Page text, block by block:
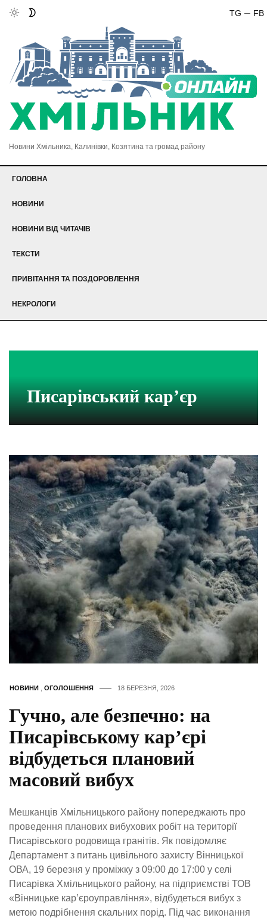
FB
TG
Новини Хмільника, Калинівки, Козятина та громад району
ГОЛОВНА
НОВИНИ
НОВИНИ ВІД ЧИТАЧІВ
ТЕКСТИ
ПРИВІТАННЯ ТА ПОЗДОРОВЛЕННЯ
НЕКРОЛОГИ
Писарівський кар’єр
НОВИНИ ОГОЛОШЕННЯ 18 БЕРЕЗНЯ, 2026
Гучно, але безпечно: на
Писарівському кар’єрі
відбудеться плановий
масовий вибух
Мешканців Хмільницького району попереджають про
проведення планових вибухових робіт на території
Писарівського родовища гранітів. Як повідомляє
Департамент з питань цивільного захисту Вінницької
ОВА, 19 березня у проміжку з 09:00 до 17:00 у селі
Писарівка Хмільницького району, на підприємстві ТОВ
«Вінницьке кар’єроуправління», відбудеться вибух з
метою подрібнення скальних порід. Під час виконання